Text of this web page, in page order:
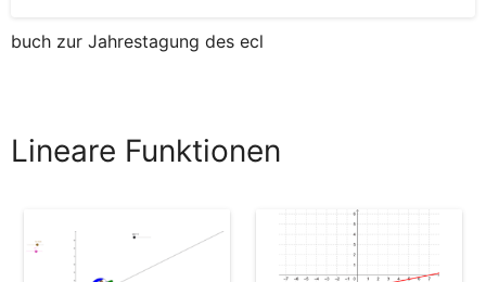
buch zur Jahrestagung des ecl
Lineare Funktionen